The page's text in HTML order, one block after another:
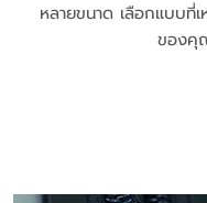
หลายขนาด เลือกแบบที่เ
ของคุ